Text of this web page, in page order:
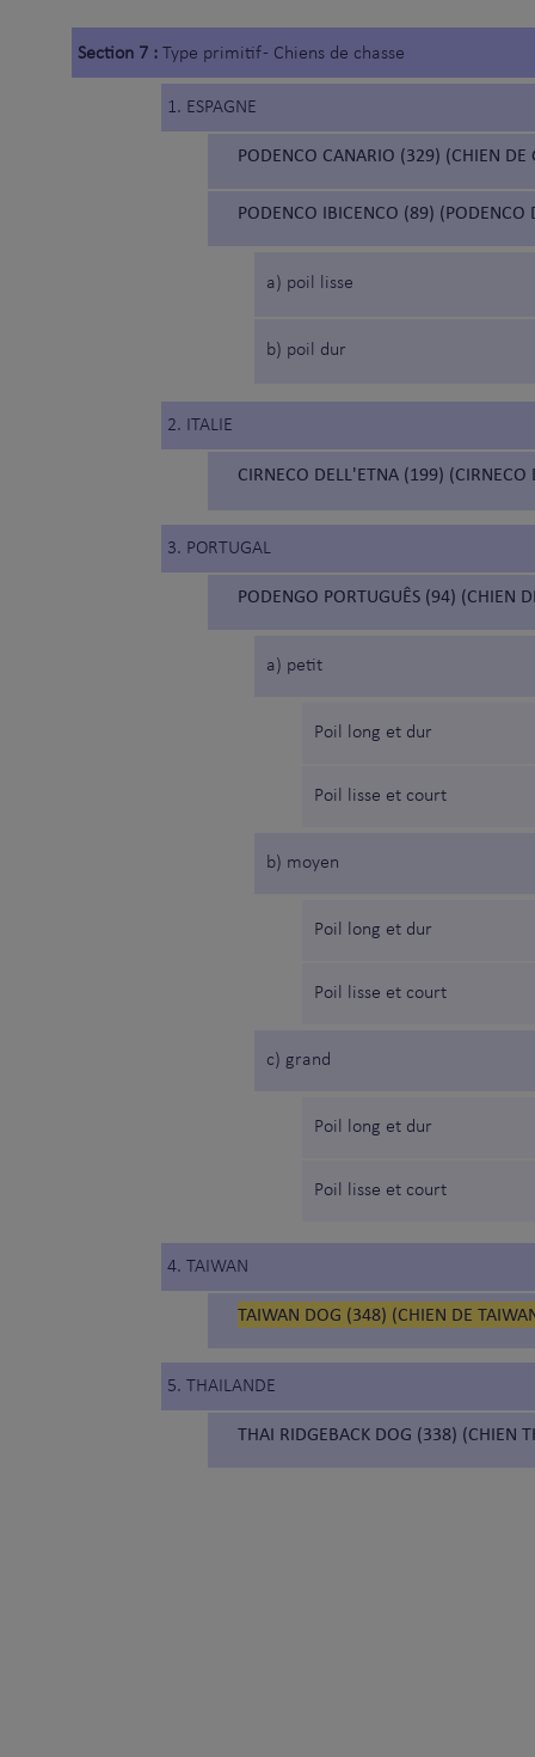
Section 7 : Type primitif - Chiens de chasse
1. ESPAGNE
PODENCO CANARIO (329) (CHIEN DE
PODENCO IBICENCO (89) (PODENCO
a) poil lisse
b) poil dur
2. ITALIE
CIRNECO DELL'ETNA (199) (CIRNECO
3. PORTUGAL
PODENGO PORTUGUÊS (94) (CHIEN
a) petit
Poil long et dur
Poil lisse et court
b) moyen
Poil long et dur
Poil lisse et court
c) grand
Poil long et dur
Poil lisse et court
4. TAIWAN
TAIWAN DOG (348) (CHIEN DE
5. THAILANDE
THAI RIDGEBACK DOG (338) (CHIEN